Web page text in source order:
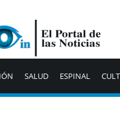
SALUD ESPINAL